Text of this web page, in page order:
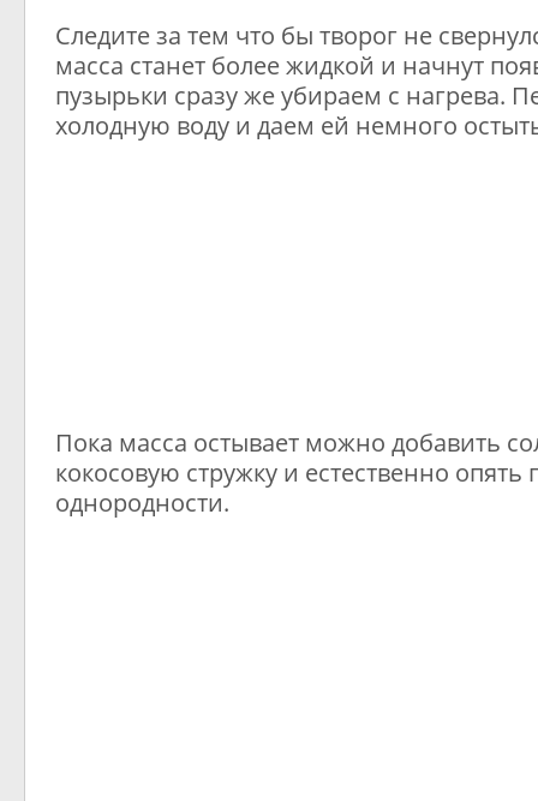
Следите за тем что бы творог не
масса станет более жидкой и начнут
пузырьки сразу же убираем с нагрева.
холодную воду и даем ей немного
Пока масса остывает можно добавить
кокосовую стружку и естественно
однородности.